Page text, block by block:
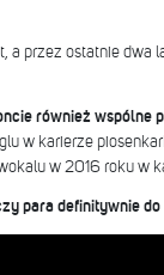
a przez ostatnie dwa
również wspólne
w karierze
w 2016 roku w
para definitywnie do